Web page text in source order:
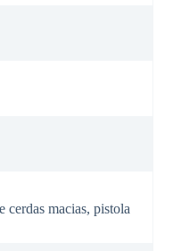
macias, pistola